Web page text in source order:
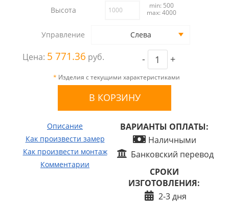
Высота
min: 500
max: 4000
Управление Слева
Цена: 5 771.36 руб. - +
* Изделия с текущими характеристиками
Описание
Как произвести замер
Как произвести монтаж
Комментарии
ВАРИАНТЫ ОПЛАТЫ:
Наличными
Банковский перевод
СРОКИ
ИЗГОТОВЛЕНИЯ:
2-3 дня